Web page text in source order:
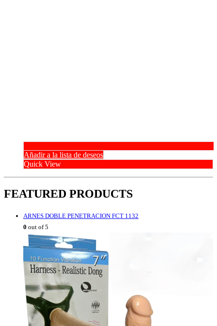
Añadir a la lista de deseos
Quick View
FEATURED PRODUCTS
ARNES DOBLE PENETRACION FCT 1132
0 out of 5